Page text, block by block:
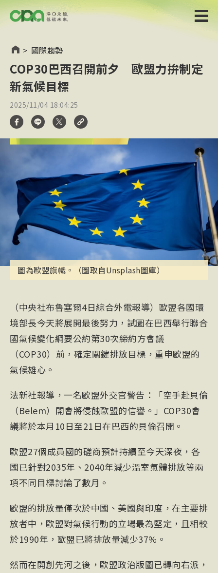
> 國際趨勢
COP30巴西召開前夕 歐盟力拚制定
新氣候目標
2025/11/04 18:04:25
圖為歐盟旗幟。（圖取自Unsplash圖庫）
（中央社布魯塞爾4日綜合外電報導）歐盟各國環
境部長今天將展開最後努力，試圖在巴西舉行聯合
國氣候變化綱要公約第30次締約方會議
（COP30）前，確定關鍵排放目標，重申歐盟的
氣候雄心。
法新社報導，一名歐盟外交官警告：「空手赴貝倫
（Belem）開會將侵蝕歐盟的信譽。」 COP30會
議將於本月10日至21日在巴西的貝倫召開。
歐盟27個成員國的磋商預計持續至今天深夜，各
國已針對2035年、2040年減少溫室氣體排放等兩
項不同目標討論了數月。
歐盟的排放量僅次於中國、美國與印度，在主要排
放者中，歐盟對氣候行動的立場最為堅定，且相較
於1990年，歐盟已將排放量減少37%。
然而在開創先河之後，歐盟政治版圖已轉向右派，